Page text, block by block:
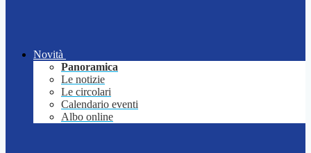
Novità
Panoramica
Le notizie
Le circolari
Calendario eventi
Albo online